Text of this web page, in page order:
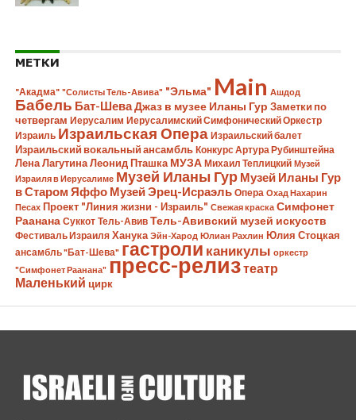
МЕТКИ
"Акадма" "Солисты Тель-Авива" "Эльма" Main Ашдод
Бабель Бат-ШеваДжаз в музее Иланы Гур Заметки по
четвергам Иерусалим Иерусалимский Симфонический Оркестр
Израиль Израильская Опера Израильский балет
Израильский вокальный ансамбль Конкурс Артура Рубинштейна
Лена Лагутина Леонид Пташка МУЗА Михаил Теплицкий Музей
Израиля в Иерусалиме Музей Иланы Гур Музей Иланы Гур
в Старом Яффо Музей Эрец-Исраэль Опера Охад Нахарин
Песах Проект "Линия жизни - Израиль" Свежая краска Симфонет
Раанана Суккот Тель-Авив Тель-Авивский музей искусств
Фестиваль Израиля Ханука Эйн-Харод Юлиан Рахлин Юлия Стоцкая
ансамбль "Бат-Шева" гастроли каникулы оркестр
"Симфонет Раанана" пресс-релизтеатр
Маленький цирк